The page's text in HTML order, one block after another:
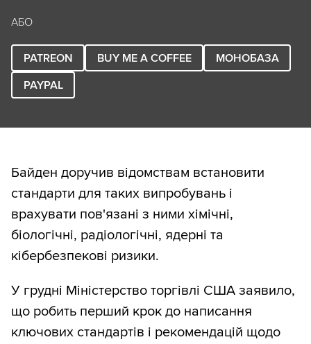
АБО
PATREON BUY ME A COFFEE
МОНОБАЗА
PAYPAL
Байден доручив відомствам встановити
стандарти для таких випробувань і
врахувати пов'язані з ними хімічні,
біологічні, радіологічні, ядерні та
кібербезпекові ризики.
У грудні Міністерство торгівлі США заявило,
що робить перший крок до написання
ключових стандартів і рекомендацій щодо